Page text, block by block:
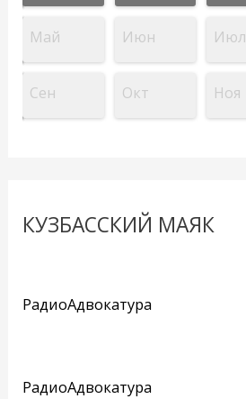
Май Июн Июл
Сен Окт Ноя
КУЗБАССКИЙ МАЯК
РадиоАдвокатура
РадиоАдвокатура